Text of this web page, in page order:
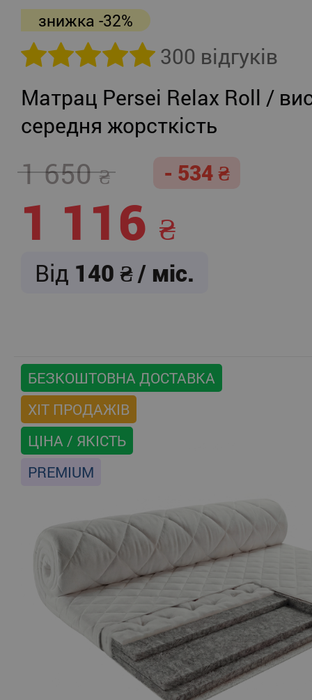
знижка -32%
300 відгуків
Матрац Persei Relax Roll /
середня жорсткість
1 650 - 534
1 116
Від 140 / міс.
БЕЗКОШТОВНА ДОСТАВКА
ХІТ ПРОДАЖІВ
ЦІНА / ЯКІСТЬ
PREMIUM